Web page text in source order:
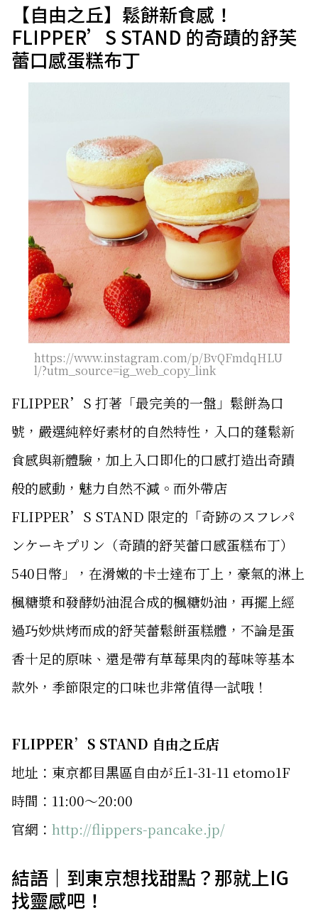
【自由之丘】鬆餅新食感！
FLIPPER’S STAND 的奇蹟的舒芙
蕾口感蛋糕布丁
https://www.instagram.com/p/BvQFmdqHLU
l/?utm_source=ig_web_copy_link
FLIPPER’S 打著「最完美的一盤」鬆餅為口
號，嚴選純粹好素材的自然特性，入口的蓬鬆新
食感與新體驗，加上入口即化的口感打造出奇蹟
般的感動，魅力自然不減。而外帶店
FLIPPER’S STAND 限定的「奇跡のスフレパ
ンケーキプリン（奇蹟的舒芙蕾口感蛋糕布丁）
540日幣」，在滑嫩的卡士達布丁上，豪氣的淋上
楓糖漿和發酵奶油混合成的楓糖奶油，再擺上經
過巧妙烘烤而成的舒芙蕾鬆餅蛋糕體，不論是蛋
香十足的原味、還是帶有草莓果肉的莓味等基本
款外，季節限定的口味也非常值得一試哦！
FLIPPER’S STAND 自由之丘店
地址：東京都目黒區自由が丘1-31-11 etomo1F
時間：11:00～20:00
官網： http://flippers-pancake.jp/
結語｜到東京想找甜點？那就上IG
找靈感吧！